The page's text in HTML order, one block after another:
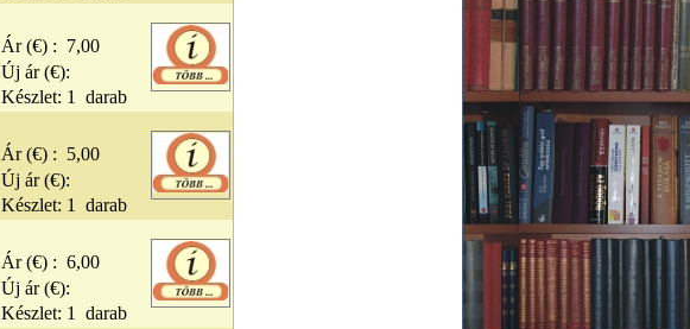
Ár (€) : 7,00
Új ár (€):
Készlet: 1 darab
Ár (€) : 5,00
Új ár (€):
Készlet: 1 darab
Ár (€) : 6,00
Új ár (€):
Készlet: 1 darab